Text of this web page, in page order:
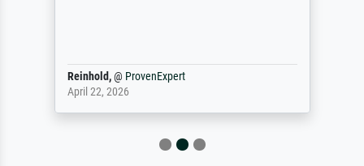
Reinhold,@ ProvenExpert
April 22, 2026